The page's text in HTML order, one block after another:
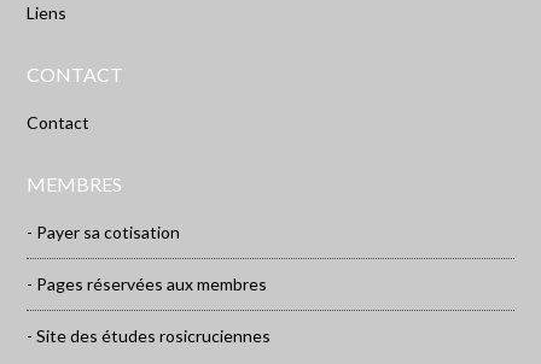
Liens
CONTACT
Contact
MEMBRES
- Payer sa cotisation
- Pages réservées aux membres
- Site des études rosicruciennes